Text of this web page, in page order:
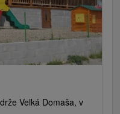
Veľká Domaša, v